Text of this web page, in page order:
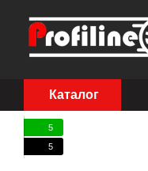
Каталог
5
5